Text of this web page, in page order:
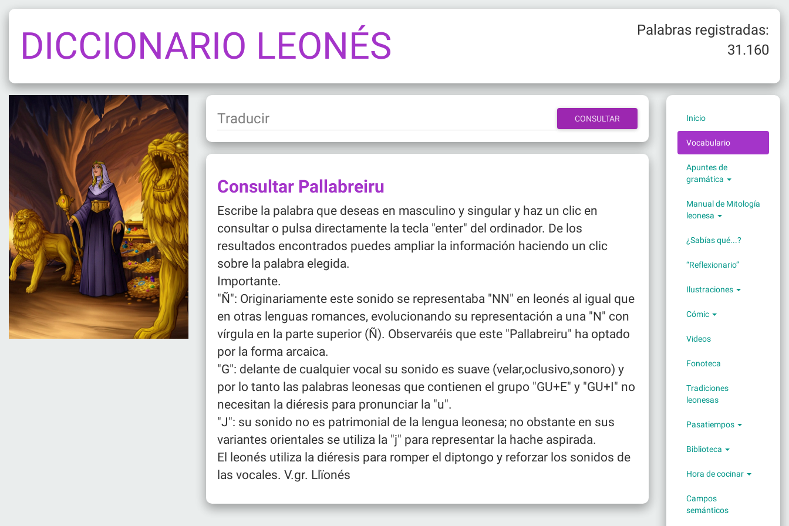
DICCIONARIO LEONÉS
Palabras registradas:
31.160
Consultar Pallabreiru
Escribe la palabra que deseas en masculino y singular y haz un clic en
consultar o pulsa directamente la tecla "enter" del ordinador. De los
resultados encontrados puedes ampliar la información haciendo un clic
sobre la palabra elegida.
Importante.
"Ñ": Originariamente este sonido se representaba "NN" en leonés al igual que
en otras lenguas romances, evolucionando su representación a una "N" con
vírgula en la parte superior (Ñ). Observaréis que este "Pallabreiru" ha optado
por la forma arcaica.
"G": delante de cualquier vocal su sonido es suave (velar,oclusivo,sonoro) y
por lo tanto las palabras leonesas que contienen el grupo "GU+E" y "GU+I" no
necesitan la diéresis para pronunciar la "u".
"J": su sonido no es patrimonial de la lengua leonesa; no obstante en sus
variantes orientales se utiliza la "j" para representar la hache aspirada.
El leonés utiliza la diéresis para romper el diptongo y reforzar los sonidos de
las vocales. V.gr. Llïonés
Inicio
Vocabulario
Apuntes de
gramática
Manual de Mitología
leonesa
¿Sabías qué...?
“Reflexionario”
Ilustraciones
Cómic
Videos
Fonoteca
Tradiciones
leonesas
Pasatiempos
Biblioteca
Hora de cocinar
Campos
semánticos